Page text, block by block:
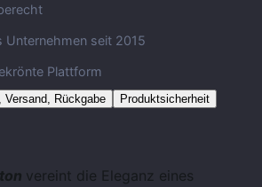
Unternehmen seit 2015
Plattform
Versand, Rückgabe
Produktsicherheit
vereint die Eleganz eines